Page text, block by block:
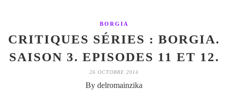
BORGIA
CRITIQUES SÉRIES : BORGIA.
SAISON 3. EPISODES 11 ET 12.
26 OCTOBRE 2014
By delromainzika